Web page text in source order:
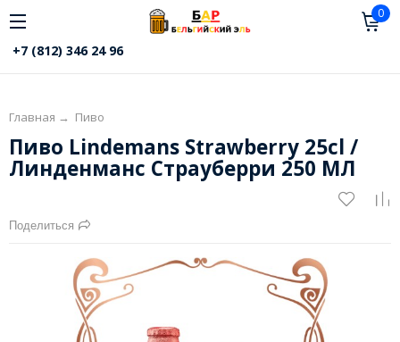
0
+7 (812) 346 24 96
Главная → Пиво
Пиво Lindemans Strawberry 25cl /
Линденманс Страуберри 250 МЛ
Поделиться